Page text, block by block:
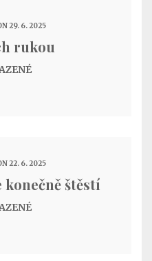
29. 6. 2025
rukou
22. 6. 2025
konečně štěstí